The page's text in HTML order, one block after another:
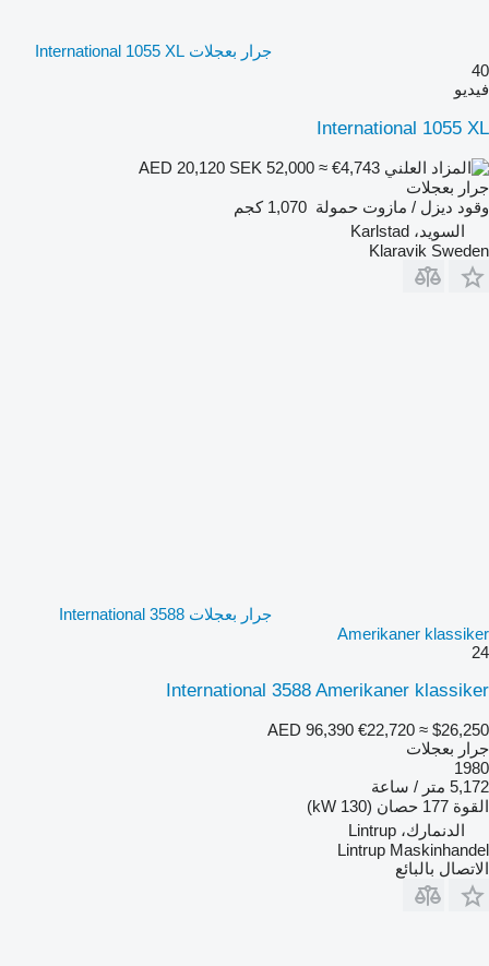
جرار بعجلات International 1055 XL
40
فيديو
International 1055 XL
SEK 52,000 ≈ €4,743
جرار بعجلات
وقود ديزل / مازوت حمولة 1,070 كجم
السويد، Karlstad
Klaravik Sweden
جرار بعجلات International 3588
Amerikaner klassiker
24
International 3588 Amerikaner klassiker
AED 96,390 €22,720 ≈ $26,250
جرار بعجلات
1980
5,172 متر / ساعة
القوة 177 حصان (130 kW)
الدنمارك، Lintrup
Lintrup Maskinhandel
الاتصال بالبائع